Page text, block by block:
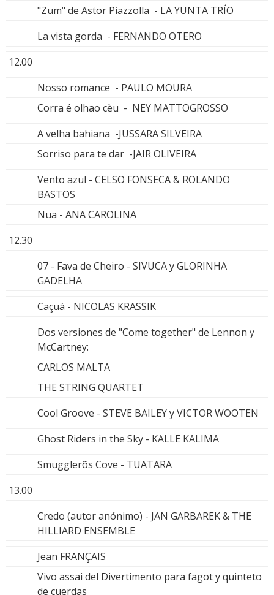
"Zum" de Astor Piazzolla - LA YUNTA TRÍO
La vista gorda - FERNANDO OTERO
12.00
Nosso romance - PAULO MOURA
Corra é olhao cèu - NEY MATTOGROSSO
A velha bahiana -JUSSARA SILVEIRA
Sorriso para te dar -JAIR OLIVEIRA
Vento azul - CELSO FONSECA & ROLANDO
BASTOS
Nua - ANA CAROLINA
12.30
07 - Fava de Cheiro - SIVUCA y GLORINHA
GADELHA
Caçuá - NICOLAS KRASSIK
Dos versiones de "Come together" de Lennon y
McCartney:
CARLOS MALTA
THE STRING QUARTET
Cool Groove - STEVE BAILEY y VICTOR WOOTEN
Ghost Riders in the Sky - KALLE KALIMA
Smugglerõs Cove - TUATARA
13.00
Credo (autor anónimo) - JAN GARBAREK & THE
HILLIARD ENSEMBLE
Jean FRANÇAIS
Vivo assai del Divertimento para fagot y quinteto
de cuerdas